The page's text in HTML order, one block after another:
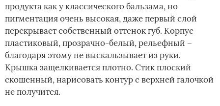
продукта как у классического бальзама, но
пигментация очень высокая, даже первый слой
перекрывает собственный оттенок губ. Корпус
пластиковый, прозрачно-белый, рельефный –
благодаря этому не выскальзывает из руки.
Крышка защелкивается плотно. Стик плоский
скошенный, нарисовать контур с верхней галочкой
не получится.